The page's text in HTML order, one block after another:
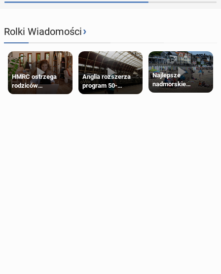
Rolki Wiadomości›
HMRC ostrzega
rodziców
pobierających Child
Anglia rozszerza
program 50-
procentowych
Najlepsze
nadmorskie
miasteczko blisko